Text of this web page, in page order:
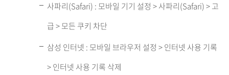
사파리(Safari) : 모바일 기기 설정 > 사파리(Safari) > 고
급 > 모든 쿠키 차단
삼성 인터넷 : 모바일 브라우저 설정 > 인터넷 사용 기록
> 인터넷 사용 기록 삭제